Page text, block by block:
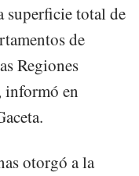
superficie total de
de
Regiones
informó en
otorgó a la